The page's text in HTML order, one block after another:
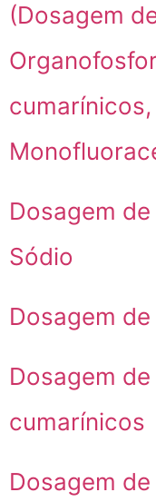
(Dosagem
Dosagem
Sódio
Dosagem
Dosagem
cumarínicos
Dosagem